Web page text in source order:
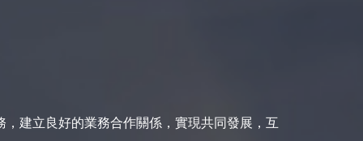
建立良好的業務合作關係，實現共同發展，互